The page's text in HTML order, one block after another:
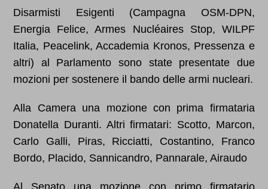
Disarmisti Esigenti (Campagna OSM-DPN,
Energia Felice, Armes Nucléaires Stop, WILPF
Italia, Peacelink, Accademia Kronos, Pressenza e
altri) al Parlamento sono state presentate due
mozioni per sostenere il bando delle armi nucleari.
Alla Camera una mozione con prima firmataria
Donatella Duranti. Altri firmatari: Scotto, Marcon,
Carlo Galli, Piras, Ricciatti, Costantino, Franco
Bordo, Placido, Sannicandro, Pannarale, Airaudo